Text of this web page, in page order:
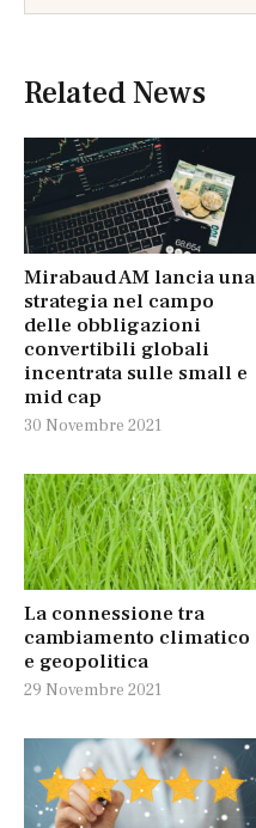
Related News
Mirabaud AM lancia una
strategia nel campo
delle obbligazioni
convertibili globali
incentrata sulle small e
mid cap
30 Novembre 2021
La connessione tra
cambiamento climatico
e geopolitica
29 Novembre 2021